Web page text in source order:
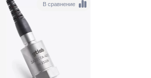
В сравнение